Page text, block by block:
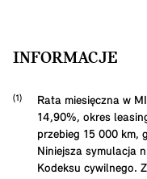
INFORMACJE
Rata miesięczna w
14,90%, okres
przebieg 15 000 km,
Niniejsza symulacja
Kodeksu cywilnego.